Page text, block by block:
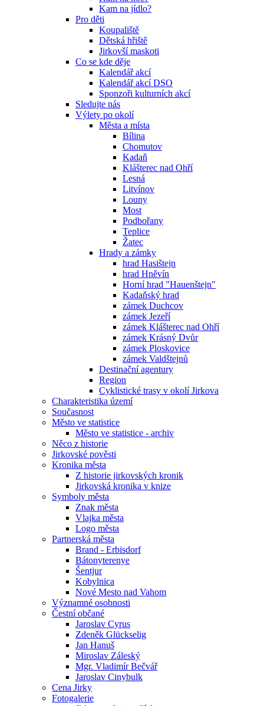
Kam na jídlo?
Pro děti
Koupaliště
Dětská hřiště
Jirkovší maskoti
Co se kde děje
Kalendář akcí
Kalendář akcí DSO
Sponzoři kulturních akcí
Sledujte nás
Výlety po okolí
Města a místa
Bílina
Chomutov
Kadaň
Klášterec nad Ohří
Lesná
Litvínov
Louny
Most
Podbořany
Teplice
Žatec
Hrady a zámky
hrad Hasištejn
hrad Hněvín
Horní hrad "Hauenštejn"
Kadaňský hrad
zámek Duchcov
zámek Jezeří
zámek Klášterec nad Ohří
zámek Krásný Dvůr
zámek Ploskovice
zámek Valdštejnů
Destinační agentury
Region
Cyklistické trasy v okolí Jirkova
Charakteristika území
Současnost
Město ve statistice
Město ve statistice - archiv
Něco z historie
Jirkovské pověsti
Kronika města
Z historie jirkovských kronik
Jirkovská kronika v knize
Symboly města
Znak města
Vlajka města
Logo města
Partnerská města
Brand - Erbisdorf
Bátonyterenye
Šentjur
Kobylnica
Nové Mesto nad Vahom
Významné osobnosti
Čestní občané
Jaroslav Cyrus
Zdeněk Glückselig
Jan Hanuš
Miroslav Záleský
Mgr. Vladimír Bečvář
Jaroslav Cinybulk
Cena Jirky
Fotogalerie